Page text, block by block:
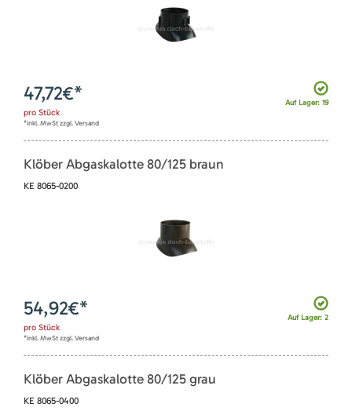
Auf Lager: 19
47,72€*
pro Stück
*inkl. MwSt zzgl. Versand
Klöber Abgaskalotte 80/125 braun
KE 8065-0200
Auf Lager: 2
54,92€*
pro Stück
*inkl. MwSt zzgl. Versand
Klöber Abgaskalotte 80/125 grau
KE 8065-0400